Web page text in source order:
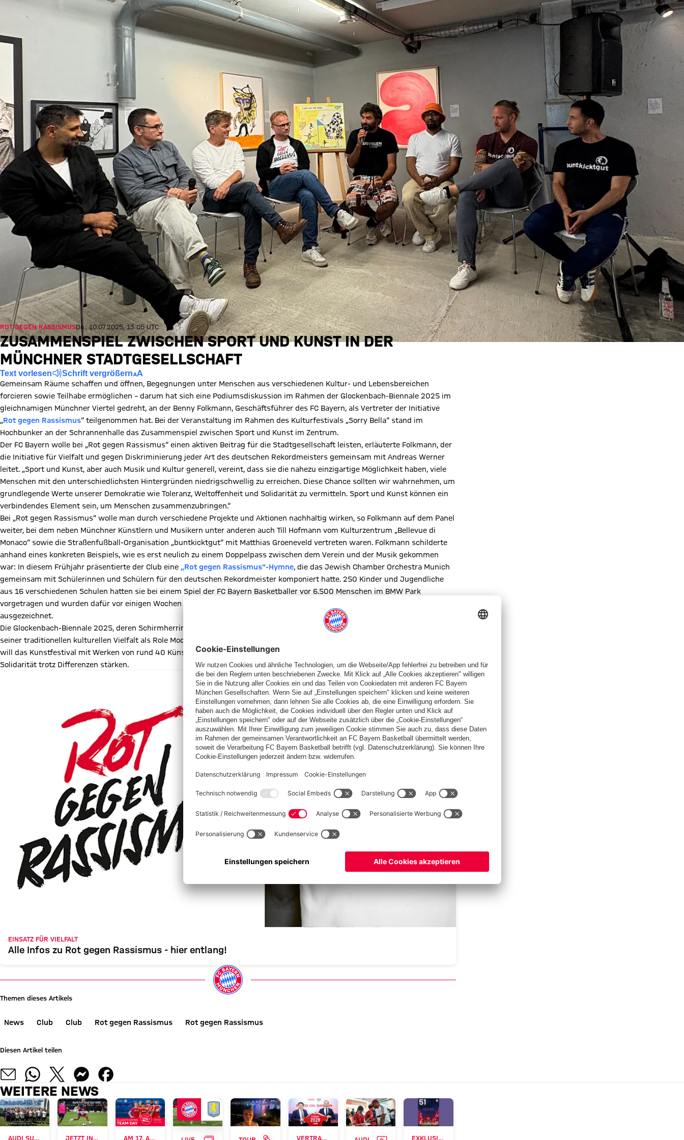
ROT GEGEN RASSISMUSDo., 10.07.2025, 13:05 UTC
ZUSAMMENSPIEL ZWISCHEN SPORT UND KUNST IN DER
MÜNCHNER STADTGESELLSCHAFT
Text vorlesen Schrift vergrößern
Gemeinsam Räume schaffen und öffnen, Begegnungen unter Menschen aus verschiedenen Kultur- und Lebensbereichen
forcieren sowie Teilhabe ermöglichen – darum hat sich eine Podiumsdiskussion im Rahmen der Glockenbach-Biennale 2025 im
gleichnamigen Münchner Viertel gedreht, an der Benny Folkmann, Geschäftsführer des FC Bayern, als Vertreter der Initiative
„Rot gegen Rassismus“ teilgenommen hat. Bei der Veranstaltung im Rahmen des Kulturfestivals „Sorry Bella“ stand im
Hochbunker an der Schrannenhalle das Zusammenspiel zwischen Sport und Kunst im Zentrum.
Der FC Bayern wolle bei „Rot gegen Rassismus“ einen aktiven Beitrag für die Stadtgesellschaft leisten, erläuterte Folkmann, der
die Initiative für Vielfalt und gegen Diskriminierung jeder Art des deutschen Rekordmeisters gemeinsam mit Andreas Werner
leitet. „Sport und Kunst, aber auch Musik und Kultur generell, vereint, dass sie die nahezu einzigartige Möglichkeit haben, viele
Menschen mit den unterschiedlichsten Hintergründen niedrigschwellig zu erreichen. Diese Chance sollten wir wahrnehmen, um
grundlegende Werte unserer Demokratie wie Toleranz, Weltoffenheit und Solidarität zu vermitteln. Sport und Kunst können ein
verbindendes Element sein, um Menschen zusammenzubringen.“
Bei „Rot gegen Rassismus“ wolle man durch verschiedene Projekte und Aktionen nachhaltig wirken, so Folkmann auf dem Panel
weiter, bei dem neben Münchner Künstlern und Musikern unter anderen auch Till Hofmann vom Kulturzentrum „Bellevue di
Monaco“ sowie die Straßenfußball-Organisation „buntkicktgut“ mit Matthias Groeneveld vertreten waren. Folkmann schilderte
anhand eines konkreten Beispiels, wie es erst neulich zu einem Doppelpass zwischen dem Verein und der Musik gekommen
war: In diesem Frühjahr präsentierte der Club eine „Rot gegen Rassismus“-Hymne, die das Jewish Chamber Orchestra Munich
gemeinsam mit Schülerinnen und Schülern für den deutschen Rekordmeister komponiert hatte. 250 Kinder und Jugendliche
aus 16 verschiedenen Schulen hatten sie bei einem Spiel der FC Bayern Basketballer vor 6.500 Menschen im BMW Park
vorgetragen und wurden dafür vor einigen Wochen sogar vom Bayerischen Staatsministerium für Unterricht und Kultus
ausgezeichnet.
Die Glockenbach-Biennale 2025, deren Schirmherrin Bürgermeisterin Verena Dietl ist, hat das Ziel, das Glockenbachviertel mit
seiner traditionellen kulturellen Vielfalt als Role Model für Urbanität noch sichtbarer zu machen. Unter dem Titel „Sorry Bella“
will das Kunstfestival mit Werken von rund 40 Künstlerinnen und Künstlern Mut machen, den sozialen Zusammenhalt und die
Solidarität trotz Differenzen stärken.
EINSATZ FÜR VIELFALT
Alle Infos zu Rot gegen Rassismus - hier entlang!
Themen dieses Artikels
News Club Club Rot gegen Rassismus Rot gegen Rassismus
Diesen Artikel teilen
WEITERE NEWS
AM 17. AUGUST VERTRAG BIS 2028